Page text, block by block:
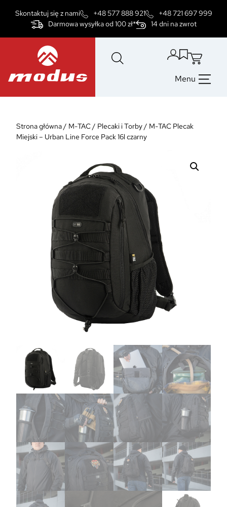
Skontaktuj się z nami +48 577 888 921
+48 721 697 999
Darmowa wysyłka od 100 zł*
14 dni na zwrot
Menu
Strona główna/ M-TAC/ Plecaki i Torby/ M-TAC Plecak
Miejski – Urban Line Force Pack 16l czarny